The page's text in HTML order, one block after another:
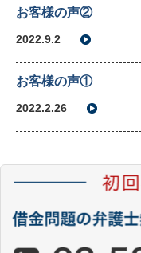
お客様の声②
2022.9.2
お客様の声①
2022.2.26